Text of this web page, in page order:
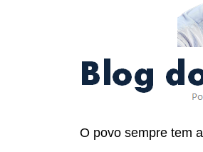
O povo sempre tem